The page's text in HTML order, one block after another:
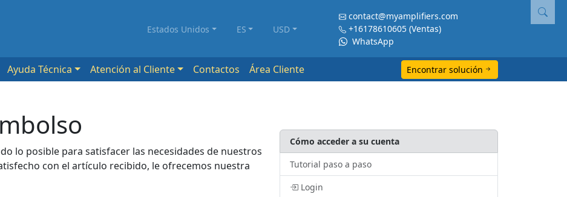
Estados Unidos ES USD
contact@myamplifiers.com
+16178610605 (Ventas)
WhatsApp
Ayuda Técnica Atención al Cliente Contactos Área Cliente Encontrar solución
lo posible para satisfacer las necesidades de nuestros
con el artículo recibido, le ofrecemos nuestra
Cómo acceder a su cuenta
Tutorial paso a paso
Login